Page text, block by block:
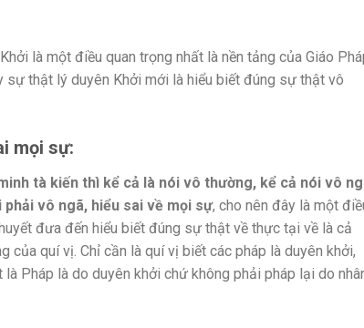
là một điều quan trọng nhất là nền tảng của Giáo
thật lý duyên Khởi mới là hiểu biết đúng sự thật vô
mọi sự:
tà kiến thì kể cả là nói vô thường, kể cả nói vô
vô ngã, hiểu sai về mọi sự, cho nên đây là một
đưa đến hiểu biết đúng sự thật về thực tại về là cả
quí vị. Chỉ cần là quí vị biết các pháp là duyên khởi,
Pháp là do duyên khởi chứ không phải pháp lại do